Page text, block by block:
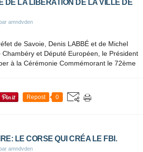
DE LA LIBÉRATION DE LA VILLE DE
amndvden
de Savoie, Denis LABBÉ et de Michel
Chambéry et Député Européen, le Président
à la Cérémonie Commémorant le 72ème
Repost 0
LE CORSE QUI CRÉA LE FBI.
amndvden